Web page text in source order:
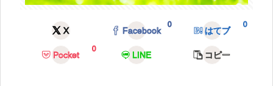
X Facebook
0
はてブ
0
Pocket
0
LINE コピー